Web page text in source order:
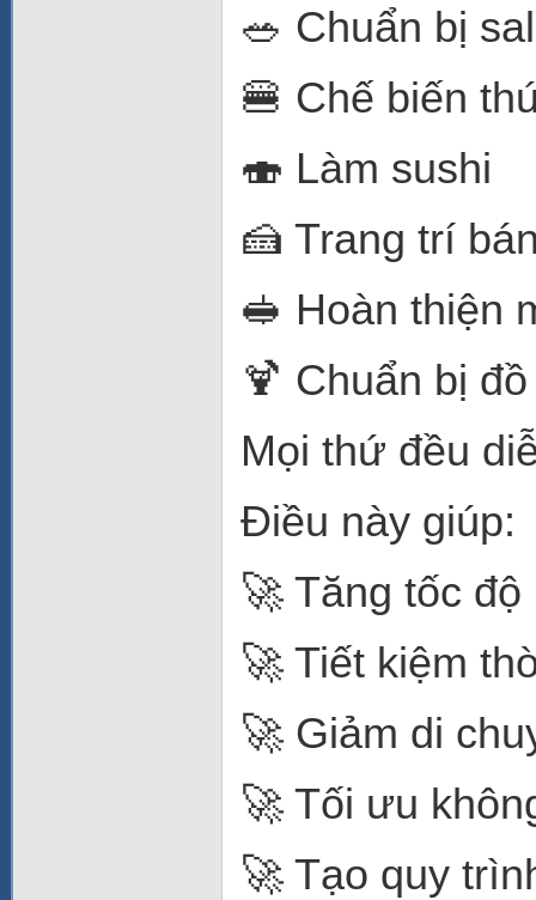
🥗 Chuẩn bị
🍔 Chế biến
🍣 Làm sushi
🍰 Trang trí
🥪 Hoàn thiện
🍹 Chuẩn bị
Mọi thứ đều
Điều này giúp:
🚀 Tăng tốc độ
🚀 Tiết kiệm
🚀 Giảm di
🚀 Tối ưu
🚀 Tạo quy